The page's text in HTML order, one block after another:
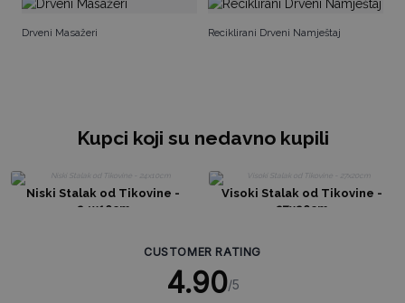
Drveni Masažeri Reciklirani Drveni Namještaj
Kupci koji su nedavno kupili
Niski Stalak od Tikovine -
24x10cm
Visoki Stalak od Tikovine -
27x20cm
CUSTOMER RATING
4.90/5